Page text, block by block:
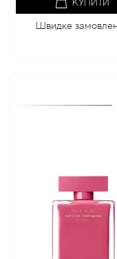
Швидке замовлення